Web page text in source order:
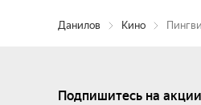
Данилов Кино
Подпишитесь на